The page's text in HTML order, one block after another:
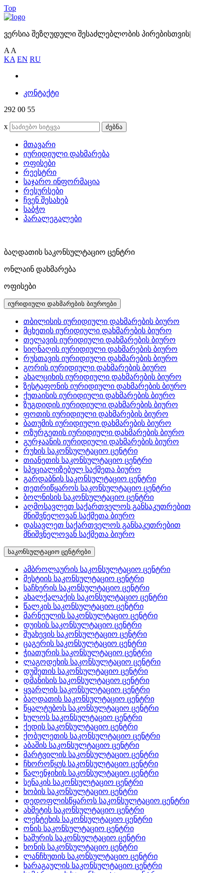
Top
ვერსია შეზღუდული შესაძლებლობის პირებისთვის|
A A
KA EN RU
კონტაქტი
292 00 55
x ძებნა
მთავარი
იურიდიული დახმარება
ოფისები
რეესტრი
საჯარო ინფორმაცია
რესურსები
ჩვენ შესახებ
საბჭო
პარალეგალები
ბაღდათის საკონსულტაციო ცენტრი
ონლაინ დახმარება
ოფისები
იურიდიული დახმარების ბიუროები
თბილისის იურიდიული დახმარების ბიურო
მცხეთის იურიდიული დახმარების ბიურო
თელავის იურიდიული დახმარების ბიურო
სიღნაღის იურიდიული დახმარების ბიურო
რუსთავის იურიდიული დახმარების ბიურო
გორის იურიდიული დახმარების ბიურო
ახალციხის იურიდიული დახმარების ბიურო
ზესტაფონის იურიდიული დახმარების ბიურო
ქუთაისის იურიდიული დახმარების ბიურო
ზუგდიდის იურიდიული დახმარების ბიურო
ფოთის იურიდიული დახმარების ბიურო
ბათუმის იურიდიული დახმარების ბიურო
ოზურგეთის იურიდიული დახმარების ბიურო
გურჯაანის იურიდიული დახმარების ბიურო
რუხის საკონსულტაციო ცენტრი
თიანეთის საკონსულტაციო ცენტრი
სპეციალიზებულ საქმეთა ბიურო
გარდაბნის საკონსულტაციო ცენტრი
თეთრიწყაროს საკონსულტაციო ცენტრი
ბოლნისის საკონსულტაციო ცენტრი
აღმოსავლეთ საქართველოს განსაკუთრებით
მნიშვნელოვან საქმეთა ბიურო
დასავლეთ საქართველოს განსაკუთრებით
მნიშვნელოვან საქმეთა ბიურო
საკონსულტაციო ცენტრები
ამბროლაურის საკონსულტაციო ცენტრი
მესტიის საკონსულტაციო ცენტრი
საჩხერის საკონსულტაციო ცენტრი
ახალქალაქის საკონსულტაციო ცენტრი
წალკის საკონსულტაციო ცენტრი
მარნეულის საკონსულტაციო ცენტრი
დუისის საკონსულტაციო ცენტრი
შუახევის საკონსულტაციო ცენტრი
ცაგერის საკონსულტაციო ცენტრი
ჭიათურის საკონსულტაციო ცენტრი
ლაგოდეხის საკონსულტაციო ცენტრი
დუშეთის საკონსულტაციო ცენტრი
დმანისის საკონსულტაციო ცენტრი
ყვარლის საკონსულტაციო ცენტრი
ბაღდათის საკონსულტაციო ცენტრი
წყალტუბოს საკონსულტაციო ცენტრი
ხულოს საკონსულტაციო ცენტრი
ქედის საკონსულტაციო ცენტრი
ქობულეთის საკონსულტაციო ცენტრი
აბაშის საკონსულტაციო ცენტრი
მარტვილის საკონსულტაციო ცენტრი
ჩხოროწყუს საკონსულტაციო ცენტრი
წალენჯიხის საკონსულტაციო ცენტრი
სენაკის საკონსულტაციო ცენტრი
ხობის საკონსულტაციო ცენტრი
დედოფლისწყაროს საკონსულტაციო ცენტრი
ახმეტის საკონსულტაციო ცენტრი
ლენტეხის საკონსულტაციო ცენტრი
ონის საკონსულტაციო ცენტრი
ხაშურის საკონსულტაციო ცენტრი
ხონის საკონსულტაციო ცენტრი
ლანჩხუთის საკონსულტაციო ცენტრი
ხარაგაულის საკონსულტაციო ცენტრი